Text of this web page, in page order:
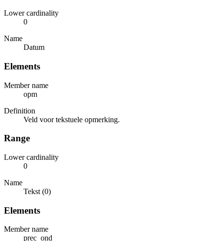
Lower cardinality
0
Name
Datum
Elements
Member name
opm
Definition
Veld voor tekstuele opmerking.
Range
Lower cardinality
0
Name
Tekst (0)
Elements
Member name
prec_ond